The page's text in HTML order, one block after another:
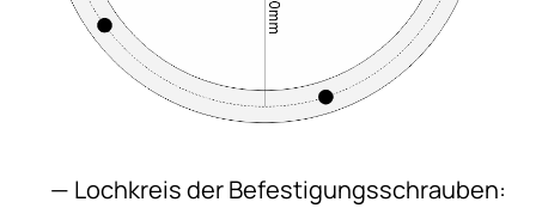
Lochkreis der Befestigungsschrauben: